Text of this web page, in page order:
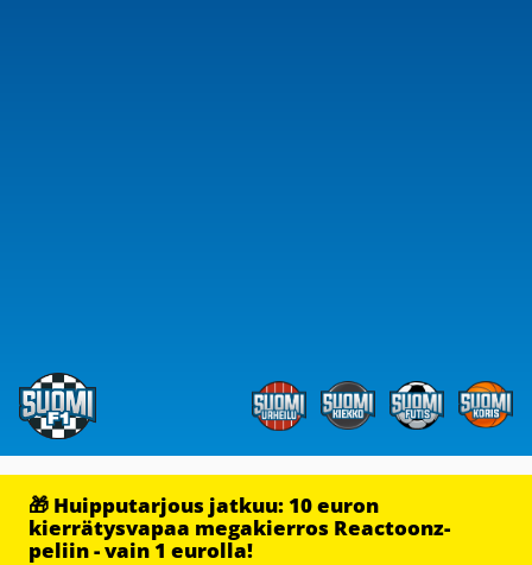
🎁 Huipputarjous jatkuu: 10 euron
kierrätysvapaa megakierros Reactoonz-
peliin - vain 1 eurolla!